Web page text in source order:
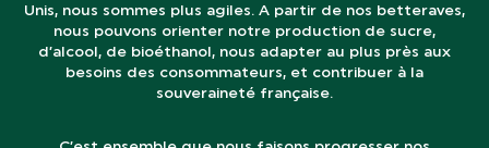
Unis, nous sommes plus agiles. A partir de nos betteraves,
nous pouvons orienter notre production de sucre,
d’alcool, de bioéthanol, nous adapter au plus près aux
besoins des consommateurs, et contribuer à la
souveraineté française.